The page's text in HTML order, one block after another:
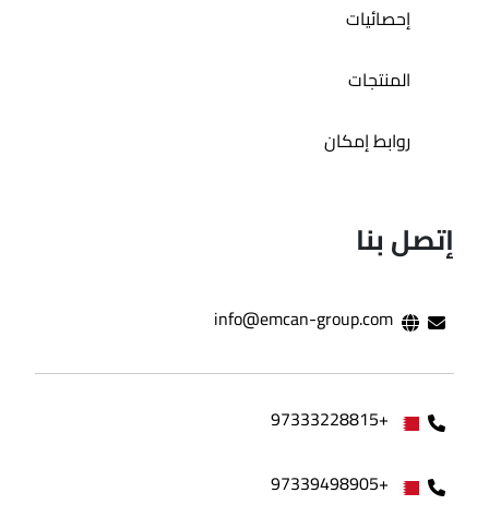
إحصائيات
المنتجات
روابط إمكان
إتصل بنا
info@emcan-group.com
+97333228815
+97339498905